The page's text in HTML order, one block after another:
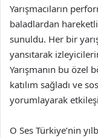
Yarışmacıların
baladlardan
sunuldu. Her bir
yansıtarak
Yarışmanın bu
katılım sağladı ve
yorumlayarak
O Ses Türkiye’nin